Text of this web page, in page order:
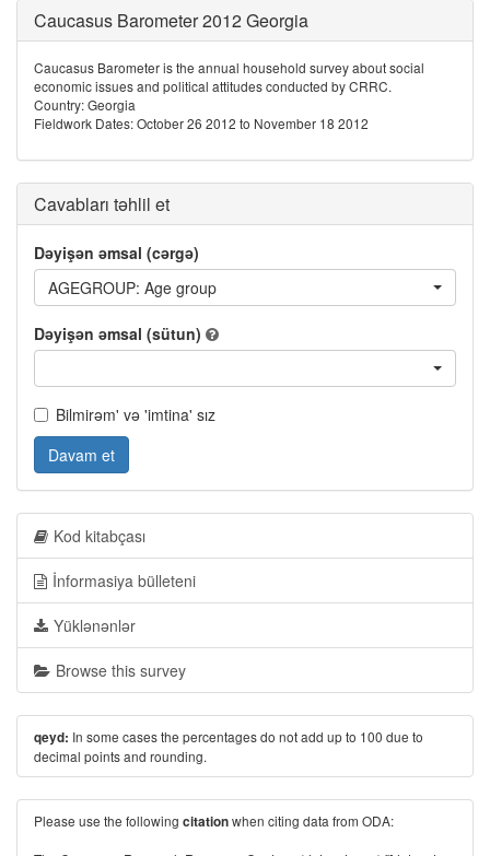
Caucasus Barometer 2012 Georgia
Caucasus Barometer is the annual household survey about social
economic issues and political attitudes conducted by CRRC.
Country: Georgia
Fieldwork Dates: October 26 2012 to November 18 2012
Cavabları təhlil et
Dəyişən əmsal (cərgə)
AGEGROUP: Age group
Dəyişən əmsal (sütun)
Bilmirəm' və 'imtina' sız
Davam et
Kod kitabçası
İnformasiya bülleteni
Yüklənənlər
Browse this survey
qeyd: In some cases the percentages do not add up to 100 due to
decimal points and rounding.
Please use the following citationwhen citing data from ODA: